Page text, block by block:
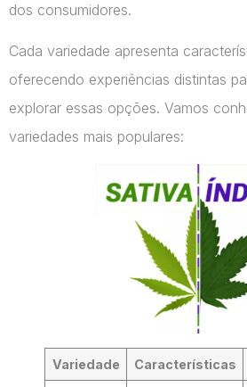
dos consumidores.
Cada variedade apresenta
oferecendo experiências distintas
explorar essas opções. Vamos
variedades mais populares:
Variedade Características